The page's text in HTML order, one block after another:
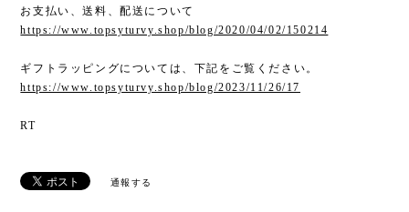
お支払い、送料、配送について
https://www.topsyturvy.shop/blog/2020/04/02/150214
ギフトラッピングについては、下記をご覧ください。
https://www.topsyturvy.shop/blog/2023/11/26/17
RT
通報する